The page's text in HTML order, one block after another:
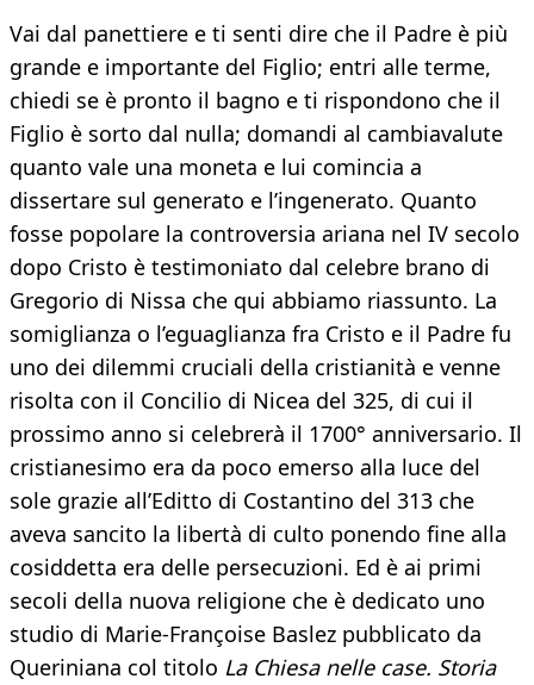
Vai dal panettiere e ti senti dire che il Padre è più
grande e importante del Figlio; entri alle terme,
chiedi se è pronto il bagno e ti rispondono che il
Figlio è sorto dal nulla; domandi al cambiavalute
quanto vale una moneta e lui comincia a
dissertare sul generato e l’ingenerato. Quanto
fosse popolare la controversia ariana nel IV secolo
dopo Cristo è testimoniato dal celebre brano di
Gregorio di Nissa che qui abbiamo riassunto. La
somiglianza o l’eguaglianza fra Cristo e il Padre fu
uno dei dilemmi cruciali della cristianità e venne
risolta con il Concilio di Nicea del 325, di cui il
prossimo anno si celebrerà il 1700° anniversario. Il
cristianesimo era da poco emerso alla luce del
sole grazie all’Editto di Costantino del 313 che
aveva sancito la libertà di culto ponendo fine alla
cosiddetta era delle persecuzioni. Ed è ai primi
secoli della nuova religione che è dedicato uno
studio di Marie-Françoise Baslez pubblicato da
Queriniana col titolo La Chiesa nelle case. Storia